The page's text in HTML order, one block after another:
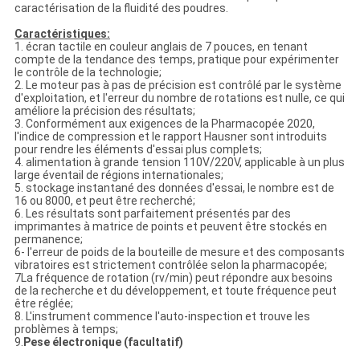
caractérisation de la fluidité des poudres.
Caractéristiques:
1. écran tactile en couleur anglais de 7 pouces, en tenant
compte de la tendance des temps, pratique pour expérimenter
le contrôle de la technologie;
2. Le moteur pas à pas de précision est contrôlé par le système
d'exploitation, et l'erreur du nombre de rotations est nulle, ce qui
améliore la précision des résultats;
3. Conformément aux exigences de la Pharmacopée 2020,
l'indice de compression et le rapport Hausner sont introduits
pour rendre les éléments d'essai plus complets;
4. alimentation à grande tension 110V/220V, applicable à un plus
large éventail de régions internationales;
5. stockage instantané des données d'essai, le nombre est de
16 ou 8000, et peut être recherché;
6. Les résultats sont parfaitement présentés par des
imprimantes à matrice de points et peuvent être stockés en
permanence;
6- l'erreur de poids de la bouteille de mesure et des composants
vibratoires est strictement contrôlée selon la pharmacopée;
7La fréquence de rotation (rv/min) peut répondre aux besoins
de la recherche et du développement, et toute fréquence peut
être réglée;
8. L'instrument commence l'auto-inspection et trouve les
problèmes à temps;
9. Pese électronique (facultatif)